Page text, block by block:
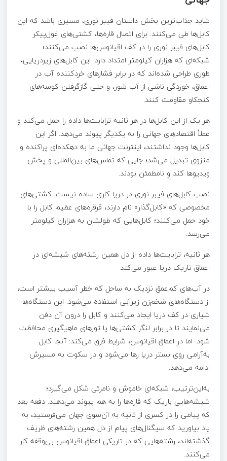
شاید جذاب‌ترین بخش داستان فیبر نوری، مسیری باشد که این
کابل‌ها طی می‌کنند. برای اتصال قاره‌ها، کشتی‌های غول‌پیکر
کابل‌های فیبر نوری را در کف اقیانوس‌ها نصب می‌کنند؛
شبکه‌ای که هزاران کیلومتر امتداد دارد. این کابل‌های زیردریایی،
طوری طراحی شده‌اند که در برابر فشارهای خردکننده آب در
اعماق، خوردگی ناشی از آب شور، و حتی گازگرفتن کوسه‌های
کنجکاو مقاومت کنند.
هر یک از این کابل‌ها در هر ثانیه ترابایت‌ها داده را حمل می‌کند و
عملاً اقتصادهای جهانی را به یکدیگر پیوند می‌دهد. اگر این
کابل‌ها وجود نداشتند، اینترنت جهانی ما به دهکده‌ای پراکنده و
منزوی تبدیل می‌شد؛ جایی که تماس‌های بین‌المللی و پخش
ویدیوها کند و نامطمئن بودند.
نصب کابل‌های فیبر نوری در دریا کاری ساده نیست. کشتی‌های
مخصوصی که «کابل‌گذار» نام دارند، قرقره‌های عظیم کابل را با
خود حمل می‌کنند؛ کابل‌هایی که طولشان به هزاران کیلومتر
می‌رسد.
هر ثانیه، ترابایت‌ها داده از دل همین رشته‌های شیشه‌ای در
اعماق تاریک دریا عبور می‌کند
در آب‌های کم‌عمق نزدیک به ساحل که خطر آسیب بیشتر است،
از دستگاه‌های شخم‌زن زیرآبی استفاده می‌شود. این دستگاه‌ها
شیاری در کف دریا ایجاد می‌کنند و کابل را درون آن دفن
می‌نمایند تا در برابر لنگر کشتی‌ها یا تورهای ماهیگیری محافظت
شود. اما در اعماق اقیانوس، شرایط فرق می‌کند: آنجا کابل
به‌آرامی روی بستر دریا رها می‌شود و در سکوت به مسیرش
ادامه می‌دهد.
به‌این‌ترتیب، شبکه‌ای خاموش و نامرئی شکل می‌گیرد؛
شیشه‌هایی باریک که قاره‌ها را به هم پیوند می‌دهند. دفعه بعد
که پیامی را در کسری از ثانیه به آن‌سوی جهان می‌فرستید، به
یاد بیاورید که سیگنال‌های پیام از دل همین رشته‌های ظریف
گذشته‌اند، رشته‌هایی که در تاریکی اعماق اقیانوس بی‌وقفه کار
می‌کنند.